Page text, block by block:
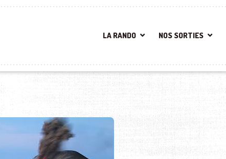
LA RANDO NOS SORTIES